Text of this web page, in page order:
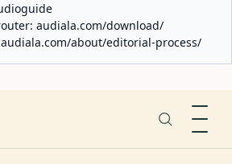
audiala.com/download/
audiala.com/about/editorial-process/